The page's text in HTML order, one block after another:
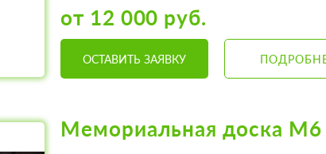
от 12 000 руб.
ОСТАВИТЬ ЗАЯВКУ
Мемориальная доска М6